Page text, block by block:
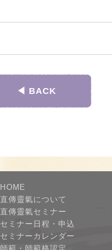
◀︎ BACK
HOME
直傳靈氣について
直傳靈氣セミナー
セミナー日程・申込
セミナーカレンダー
師範・師範格認定